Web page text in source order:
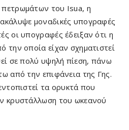
του Isua, η
μοναδικές υπογραφές
οι υπογραφές έδειξαν ότι η
την οποία είχαν σχηματιστεί
σε πολύ υψηλή πίεση, πάνω
από την επιφάνεια της Γης.
τα ορυκτά που
κρυστάλλωση του ωκεανού